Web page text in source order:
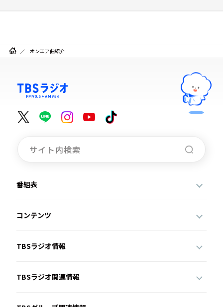
オンエア曲紹介
番組表
コンテンツ
TBSラジオ情報
TBSラジオ関連情報